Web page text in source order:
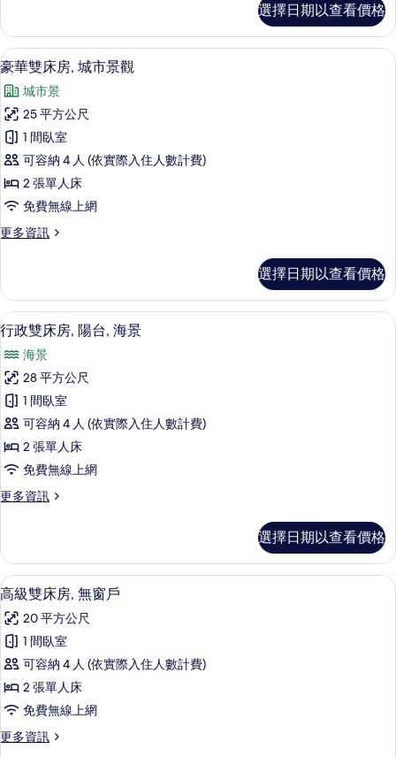
有
相
片
客
房,
海
的
詳
情
選擇日期以查看價格
顯
示
豪
華
雙
床
房,
城
市
觀
的
所
有
相
片
豪華雙床房, 城市景觀 | 迷你吧、客房
12
豪華雙床房, 城市景觀
城市景
25 平方公尺
1 間臥室
可容納 4 人 (依實際入住人數計費)
2 張單人床
免費無線上網
更多資訊
更
雙
床
房,
城
市
景
觀
的
詳
情
選擇日期以查看價格
顯
示
行
政
雙
床
房,
陽
台,
景
的
所
有
相
片
5
行政雙床房, 陽台, 海景
海景
28 平方公尺
1 間臥室
可容納 4 人 (依實際入住人數計費)
2 張單人床
免費無線上網
更多資訊
更
雙
床
房,
台,
海
的
詳
情
選擇日期以查看價格
顯
示
高
級
雙
床
房,
無
高級雙床房, 無窗戶 | 迷你吧、客房內
9
高級雙床房, 無窗戶
20 平方公尺
1 間臥室
可容納 4 人 (依實際入住人數計費)
2 張單人床
免費無線上網
更多資訊
更